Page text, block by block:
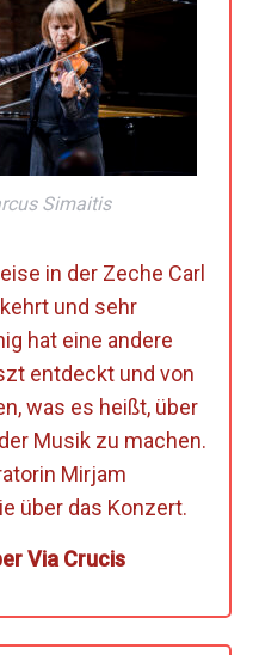
Simaitis
in der Zeche Carl
und sehr
hat eine andere
entdeckt und von
was es heißt, über
Musik zu machen.
Mirjam
über das Konzert.
Via Crucis